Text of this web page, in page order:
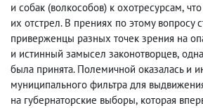
и собак (волкособов) к охотресурсам,
их отстрел. В прениях по этому вопросу
приверженцы разных точек зрения на
и истинный замысел законотворцев,
была принята. Полемичной оказалась и
муниципального фильтра для
на губернаторские выборы, которая